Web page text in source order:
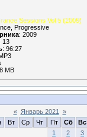
Sessions Vol 5 (2009)
Progressive
: 2009
: 13
: 96:27
MB
«
Январь 2021
»
Вт Ср Чт Пт Сб
Вс
1
2 3